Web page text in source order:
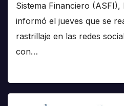
Sistema Financiero (ASFI),
informó el jueves que se
rastrillaje en las redes
con…